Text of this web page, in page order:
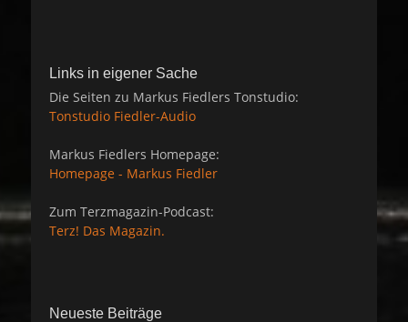
Links in eigener Sache
Die Seiten zu Markus Fiedlers Tonstudio:
Tonstudio Fiedler-Audio
Markus Fiedlers Homepage:
Homepage - Markus Fiedler
Zum Terzmagazin-Podcast:
Terz! Das Magazin.
Neueste Beiträge